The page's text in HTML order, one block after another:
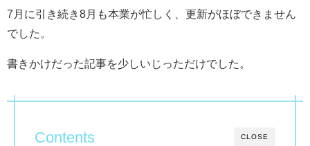
7月に引き続き8月も本業が忙しく、更新がほぼできません
でした。
書きかけだった記事を少しいじっただけでした。
CLOSE
Contents